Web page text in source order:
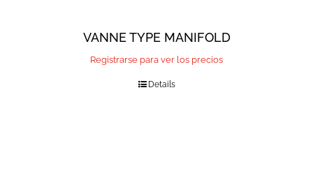
VANNE TYPE MANIFOLD
Registrarse para ver los precios
Details